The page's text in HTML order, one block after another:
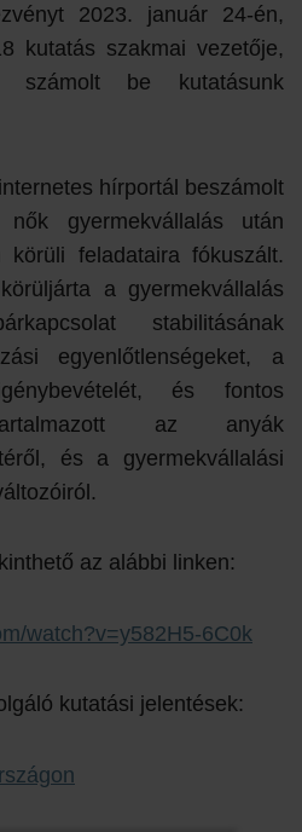
2023. január 24-én,
kutatás szakmai vezetője,
számolt be kutatásunk
hírportál beszámolt
gyermekvállalás után
körüli feladataira fókuszált.
a gyermekvállalás
stabilitásának
egyenlőtlenségeket, a
és fontos
az anyák
és a gyermekvállalási
az alábbi linken:
watch?v=y582H5-6C0k
kutatási jelentések: